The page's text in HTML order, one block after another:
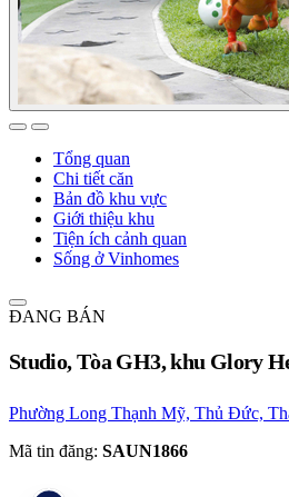
Tổng quan
Chi tiết căn
Bản đồ khu vực
Giới thiệu khu
Tiện ích cảnh quan
Sống ở Vinhomes
ĐANG BÁN
Studio, Tòa GH3, khu Glory
Phường Long Thạnh Mỹ, Thủ Đức,
Mã tin đăng: SAUN1866